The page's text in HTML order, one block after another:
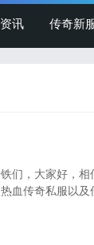
讯 传奇新
们，大家好，
血传奇私服以